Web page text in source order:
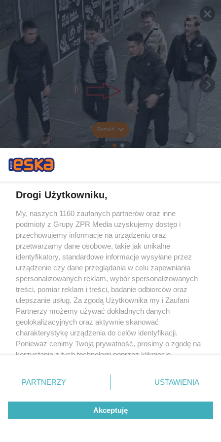
Rozwiń
Drogi Użytkowniku,
My, naszych 1160 zaufanych partnerów oraz inne
podmioty z Grupy ZPR Media uzyskujemy dostęp i
przechowujemy informacje na urządzeniu oraz
przetwarzamy dane osobowe, takie jak unikalne
identyfikatory, standardowe informacje wysyłane przez
urządzenie czy dane przeglądania w celu zapewniania
spersonalizowanych reklam, wybór spersonalizowanych
treści, pomiar reklam i treści, badanie odbiorców oraz
ulepszanie usług. Za zgodą Użytkownika my i Zaufani
Partnerzy możemy używać dokładnych danych
geolokalizacyjnych oraz aktywnie skanować
charakterystykę urządzenia do celów identyfikacji.
Ponieważ cenimy Twoją prywatność, prosimy o zgodę na
korzystanie z tych technologii poprzez kliknięcie
zmienić/wycofać klikając przycisk ustawień prywatności
znajdujący się w lewym dolnym rogu strony
rodzaje przetwarzania danych nie wymagają zgody
użytkownika, ale masz prawo sprzeciwić się takiemu
przetwarzaniu. Preferencje będą miały zastosowanie tylko
PARTNERZY USTAWIENIA
Akceptuję